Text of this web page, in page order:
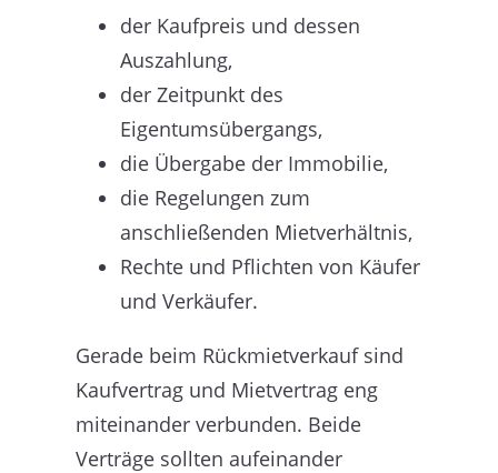
der Kaufpreis und dessen
Auszahlung,
der Zeitpunkt des
Eigentumsübergangs,
die Übergabe der Immobilie,
die Regelungen zum
anschließenden Mietverhältnis,
Rechte und Pflichten von Käufer
und Verkäufer.
Gerade beim Rückmietverkauf sind
Kaufvertrag und Mietvertrag eng
miteinander verbunden. Beide
Verträge sollten aufeinander